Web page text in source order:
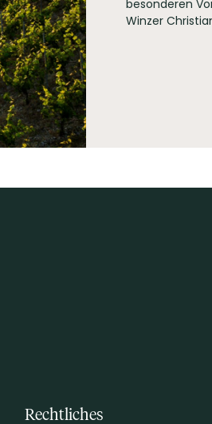
besonderen
Winzer
Rechtliches